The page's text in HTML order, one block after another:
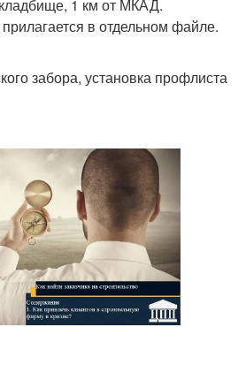
1 км от МКАД.
в отдельном файле.
забора, установка профлиста